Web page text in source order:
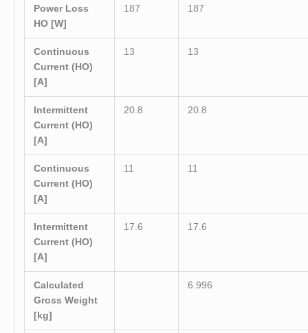
Power Loss
HO [W]
187 187
Continuous
Current (HO)
[A]
13 13
Intermittent
Current (HO)
[A]
20.8 20.8
Continuous
Current (HO)
[A]
11 11
Intermittent
Current (HO)
[A]
17.6 17.6
Calculated
Gross Weight
[kg]
6.996